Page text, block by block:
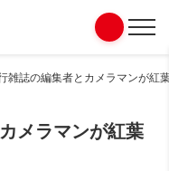
雑誌の編集者とカメラマンが紅
メラマンが紅葉